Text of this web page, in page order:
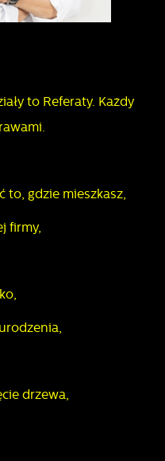
to Referaty. Każdy
to, gdzie mieszkasz,
firmy,
drzewa,